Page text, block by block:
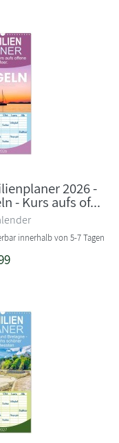
2026 -
- Kurs aufs of...
innerhalb von 5-7 Tagen